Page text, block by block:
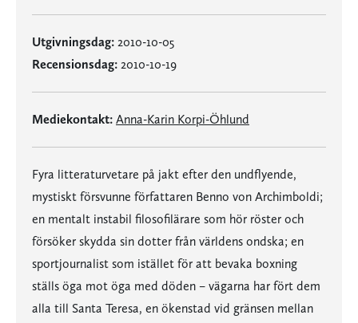
Utgivningsdag: 2010-10-05
Recensionsdag: 2010-10-19
Mediekontakt: Anna-Karin Korpi-Öhlund
Fyra litteraturvetare på jakt efter den undflyende,
mystiskt försvunne författaren Benno von Archimboldi;
en mentalt instabil filosofilärare som hör röster och
försöker skydda sin dotter från världens ondska; en
sportjournalist som istället för att bevaka boxning
ställs öga mot öga med döden – vägarna har fört dem
alla till Santa Teresa, en ökenstad vid gränsen mellan